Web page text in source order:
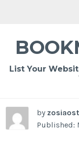
List Your
by
Published: